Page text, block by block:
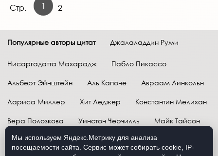
Стр. 1 2
Популярные авторы цитат Джалаладдин Руми
Нисаргадатта Махарадж Пабло Пикассо
Альберт Эйнштейн Аль Капоне Авраам Линкольн
Лариса Миллер Хит Леджер Константин Мелихан
Вера Полозкова Уинстон Черчилль Майк Тайсон
Марк Твен Расул Гамзатов Грег Плитт
Мы используем Яндекс.Метрику для анализа
посещаемости сайта. Сервис может собирать cookie, IP-